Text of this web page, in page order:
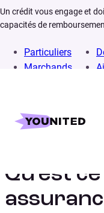
Un crédit vous engage et
capacités de
Particuliers
Marchands
Home
Qu’est